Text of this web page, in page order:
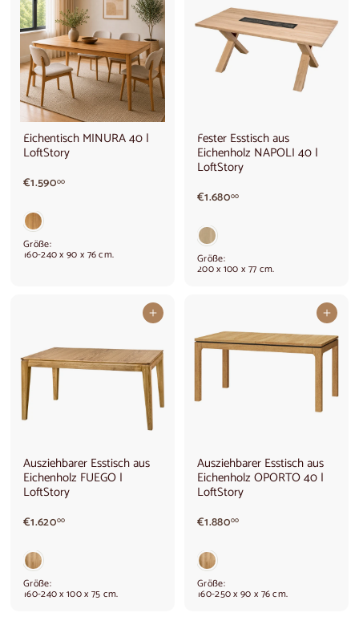
Eichentisch MINURA 40 |
LoftStory
€1.59000€
0
Größe:
160-240 x 90 x 76 cm.
Fester Esstisch aus
Eichenholz NAPOLI 40 |
LoftStory
€1.68000€
0
Größe:
200 x 100 x 77 cm.
In den Warenkorb legen
Ausziehbarer Esstisch aus
Eichenholz FUEGO |
LoftStory
€1.62000€
0
Größe:
160-240 x 100 x 75 cm.
In den Warenkorb legen
Ausziehbarer Esstisch aus
Eichenholz OPORTO 40 |
LoftStory
€1.88000€
0
Größe:
160-250 x 90 x 76 cm.